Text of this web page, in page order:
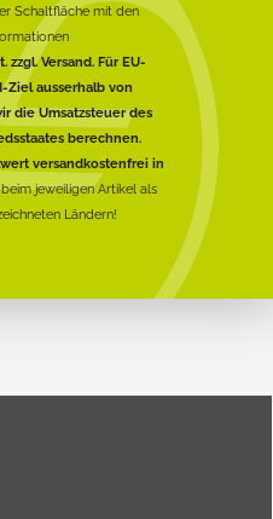
Schaltfläche mit den
zzgl. Versand. Für EU-
Ziel ausserhalb von
die Umsatzsteuer des
berechnen.
versandkostenfrei in
jeweiligen Artikel als
Ländern!